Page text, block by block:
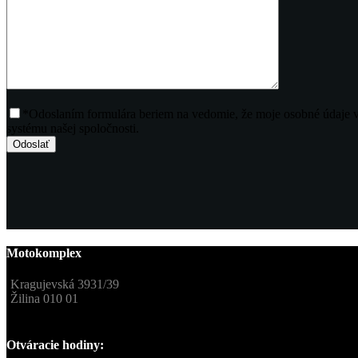
Motokomplex
Kragujevská 3931/39
Žilina 010 01
Otváracie hodiny: